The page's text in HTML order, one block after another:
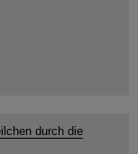
durch die